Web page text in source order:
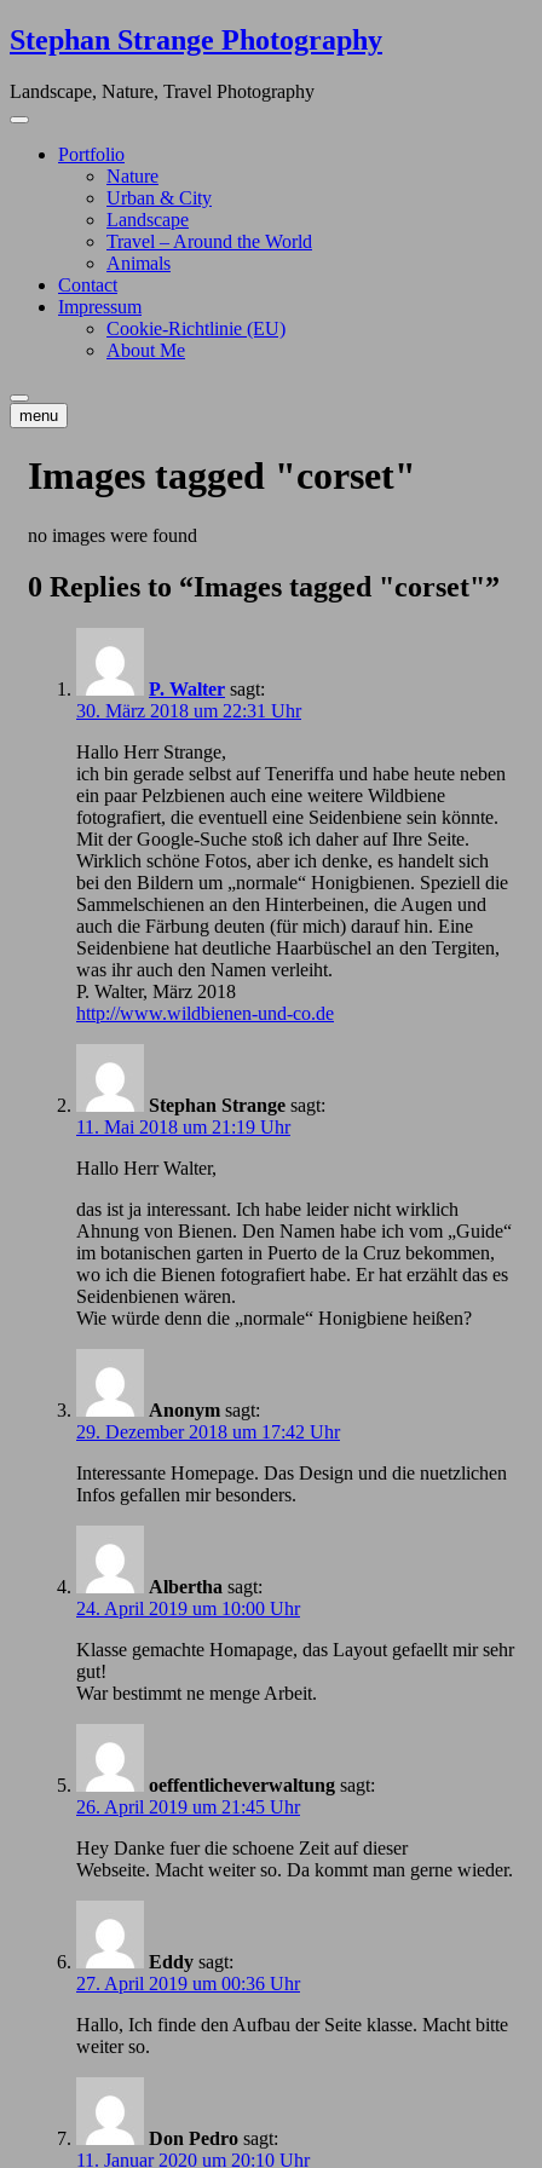
Skip
to
Stephan Strange Photography
Landscape, Nature, Travel Photography
Portfolio
Nature
Urban & City
Landscape
Travel – Around the World
Animals
Contact
Impressum
Cookie-Richtlinie (EU)
About Me
menu
Images tagged "corset"
no images were found
0 Replies to “Images tagged "corset"”
P. Walter sagt:
30. März 2018 um 22:31 Uhr
Hallo Herr Strange,
ich bin gerade selbst auf Teneriffa und habe heute neben
ein paar Pelzbienen auch eine weitere Wildbiene
fotografiert, die eventuell eine Seidenbiene sein könnte.
Mit der Google-Suche stoß ich daher auf Ihre Seite.
Wirklich schöne Fotos, aber ich denke, es handelt sich
bei den Bildern um „normale“ Honigbienen. Speziell die
Sammelschienen an den Hinterbeinen, die Augen und
auch die Färbung deuten (für mich) darauf hin. Eine
Seidenbiene hat deutliche Haarbüschel an den Tergiten,
was ihr auch den Namen verleiht.
P. Walter, März 2018
http://www.wildbienen-und-co.de
Stephan Strange sagt:
11. Mai 2018 um 21:19 Uhr
Hallo Herr Walter,
das ist ja interessant. Ich habe leider nicht wirklich
Ahnung von Bienen. Den Namen habe ich vom „Guide“
im botanischen garten in Puerto de la Cruz bekommen,
wo ich die Bienen fotografiert habe. Er hat erzählt das es
Seidenbienen wären.
Wie würde denn die „normale“ Honigbiene heißen?
Anonym sagt:
29. Dezember 2018 um 17:42 Uhr
Іnteressante Homepage. Das Design und die nuetzlichen
Infos gefallen mir besonders.
Albertha sagt:
24. April 2019 um 10:00 Uhr
Klasse gemachte Homapage, das Layout gefaellt mir sehr
gut!
War bestimmt ne menge Arbeit.
oeffentlicheverwaltung sagt:
26. April 2019 um 21:45 Uhr
Hey Danke fuer die schoene Zeit auf dieser
Webseite. Macht weiter so. Da kommt man gerne wieder.
Eddy sagt:
27. April 2019 um 00:36 Uhr
Hallo, Ich finde den Aufbau der Seite klasse. Macht bitte
weiter so.
Don Pedro sagt:
11. Januar 2020 um 20:10 Uhr